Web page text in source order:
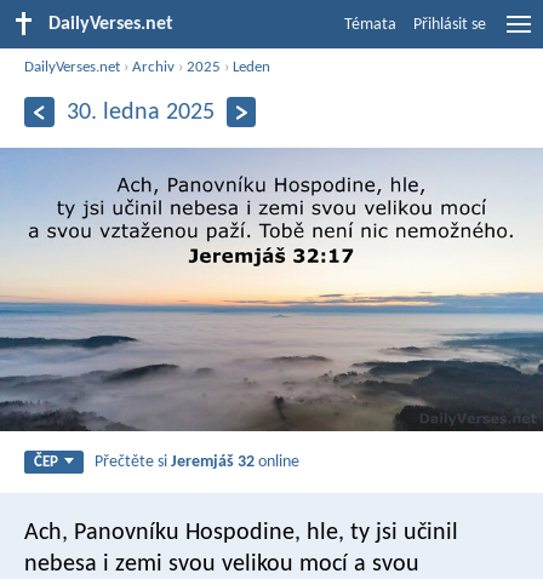
DailyVerses.net Témata Přihlásit se
DailyVerses.net ›Archiv ›2025 ›Leden
30. ledna 2025
ČEP Přečtěte siJeremjáš 32 online
Ach, Panovníku Hospodine, hle, ty jsi učinil
nebesa i zemi svou velikou mocí a svou